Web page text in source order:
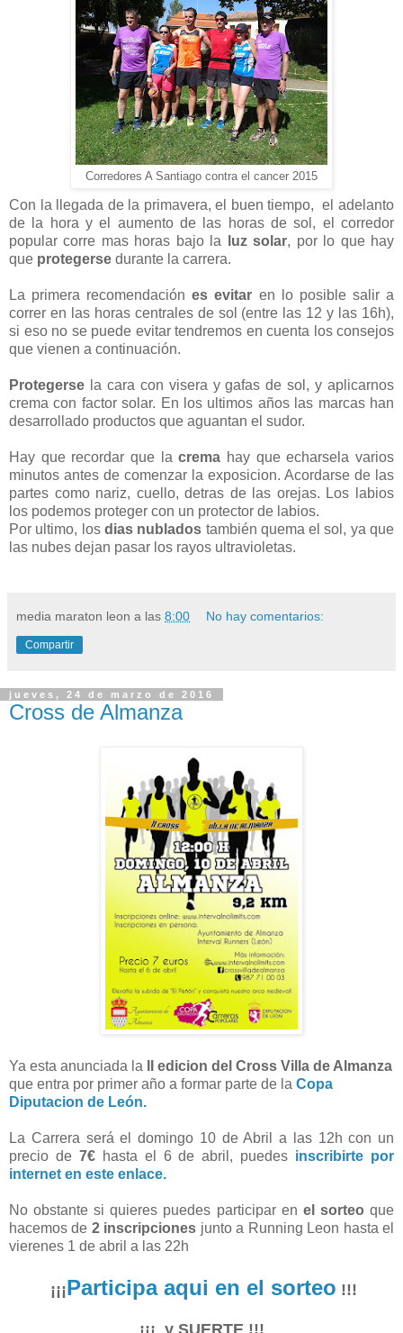
Corredores A Santiago contra el cancer 2015
Con la llegada de la primavera, el buen tiempo, el adelanto
de la hora y el aumento de las horas de sol, el corredor
popular corre mas horas bajo la luz solar, por lo que hay
que protegerse durante la carrera.
La primera recomendaciónes evitar en lo posible salir a
correr en las horas centrales de sol (entre las 12 y las 16h),
si eso no se puede evitar tendremos en cuenta los consejos
que vienen a continuación.
Protegerse la cara con visera y gafas de sol, y aplicarnos
crema con factor solar. En los ultimos años las marcas han
desarrollado productos que aguantan el sudor.
Hay que recordar que lacrema hay que echarsela varios
minutos antes de comenzar la exposicion. Acordarse de las
partes como nariz, cuello, detras de las orejas. Los labios
los podemos proteger con un protector de labios.
Por ultimo, los dias nublados también quema el sol, ya que
las nubes dejan pasar los rayos ultravioletas.
media maraton leon a las 8:00 No hay comentarios:
Compartir
jueves, 24 de marzo de 2016
Cross de Almanza
Ya esta anunciada la
II edicion del Cross Villa de Almanza
que entra por primer año a formar parte de la Copa
Diputacion de León.
La Carrera será el domingo 10 de Abril a las 12h con un
precio de 7€hasta el 6 de abril, puedes inscribirte por
internet en este enlace.
No obstante si quieres puedes participar en el sorteo que
hacemos de 2 inscripciones junto a Running Leon hasta el
vierenes 1 de abril a las 22h
¡¡¡Participa aqui en el sorteo !!!
¡¡¡ y SUERTE !!!